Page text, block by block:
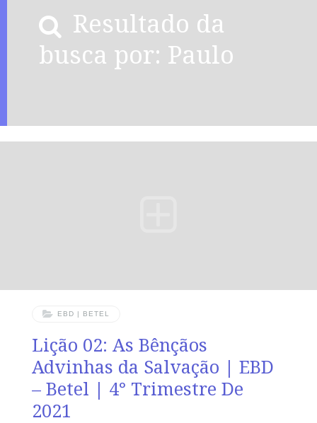
Resultado da
busca por: Paulo
EBD | BETEL
Lição 02: As Bênçãos
Advinhas da Salvação | EBD
– Betel | 4° Trimestre De
2021